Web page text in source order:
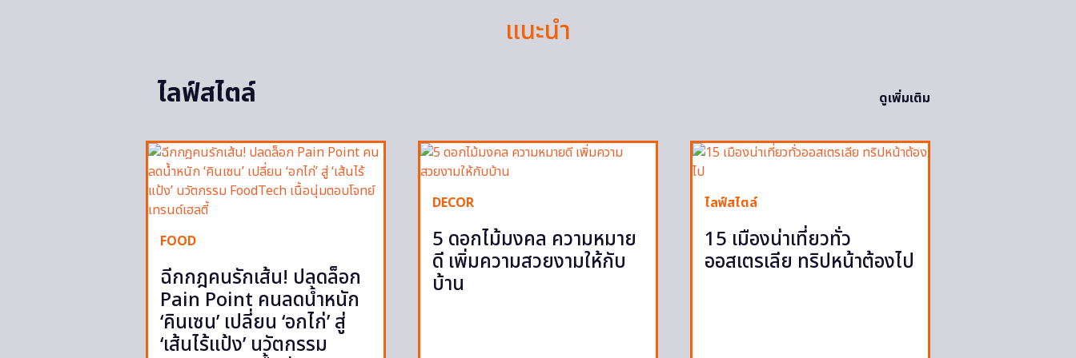
แนะนำ
ไลฟ์สไตล์
ดูเพิ่มเติม
FOOD
ฉีกกฎคนรักเส้น! ปลดล็อก
Pain Point คนลดน้ำหนัก
‘คินเซน’ เปลี่ยน ‘อกไก่’ สู่
‘เส้นไร้แป้ง’ นวัตกรรม
DECOR
5 ดอกไม้มงคล ความหมาย
ดี เพิ่มความสวยงามให้กับ
บ้าน
ไลฟ์สไตล์
15 เมืองน่าเที่ยวทั่ว
ออสเตรเลีย ทริปหน้าต้องไป